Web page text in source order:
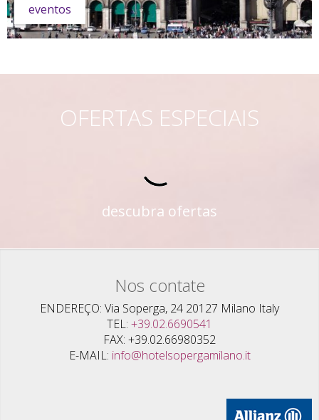
eventos
OFERTAS ESPECIAIS
descubra ofertas
Nos contate
ENDEREÇO Via Soperga, 24 20127 Milano Italy
TEL +39.02.6690541
FAX +39.02.66980352
E-MAIL info@hotelsopergamilano.it